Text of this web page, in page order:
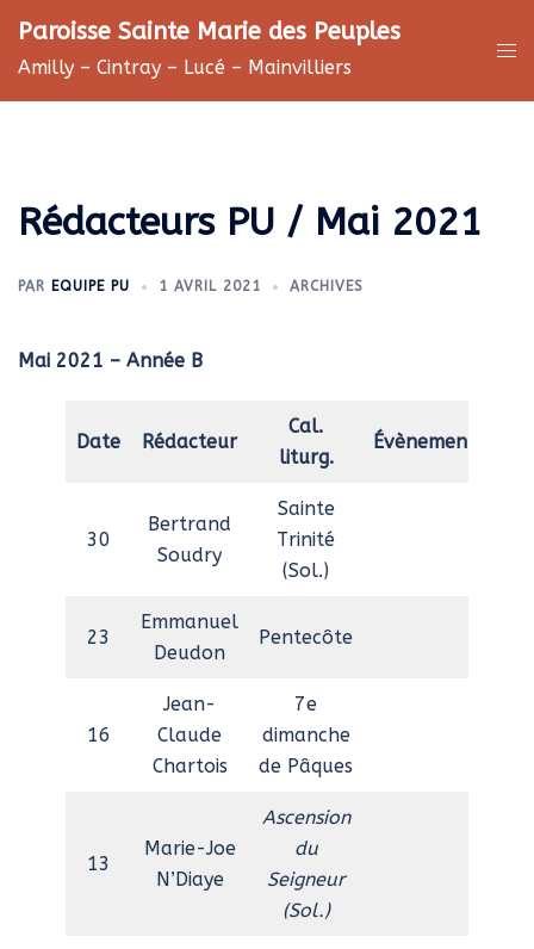
au
contenu
Paroisse Sainte Marie des Peuples
Amilly – Cintray – Lucé – Mainvilliers
Rédacteurs PU / Mai 2021
PAR EQUIPE PU 1 AVRIL 2021 ARCHIVES
Mai 2021 – Année B
Date Rédacteur
Cal.
liturg.
Évènement
30
Bertrand
Soudry
Sainte
Trinité
(Sol.)
23
Emmanuel
Deudon
Pentecôte
16
Jean-
Claude
Chartois
7e
dimanche
de Pâques
13
Marie-Joe
N’Diaye
Ascension
du
Seigneur
(Sol.)